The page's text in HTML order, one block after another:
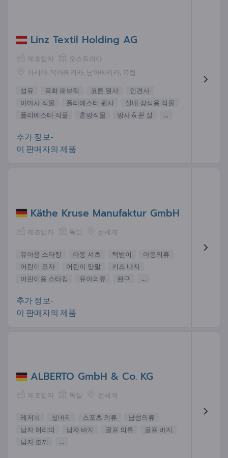
Linz Textil Holding AG
제조업자
오스트리아
아시아, 북아메리카, 남아메리카, 유럽
섬유 목화 패브릭 코튼 원사
인견사
아마사 직물
폴리에스터 원사
실내 장식용 직물
폴리에스터 직물
혼방직물 방사 & 꼰 실 ...
추가 정보-
이 판매자의 제품
Käthe Kruse Manufaktur GmbH
제조업자 독일 전세계
유아용 스타킹 아동 셔츠 턱받이
아동의류
어린이 모자
어린이 양말
키즈 바지
어린이용 스타킹
유아의류 완구 ...
추가 정보-
이 판매자의 제품
ALBERTO GmbH & Co. KG
제조업자 독일 전세계
레저복 청바지 스포츠 의류
남성의류
남자 허리띠
남자 바지 골프 의류
골프 바지
남자 조끼
...